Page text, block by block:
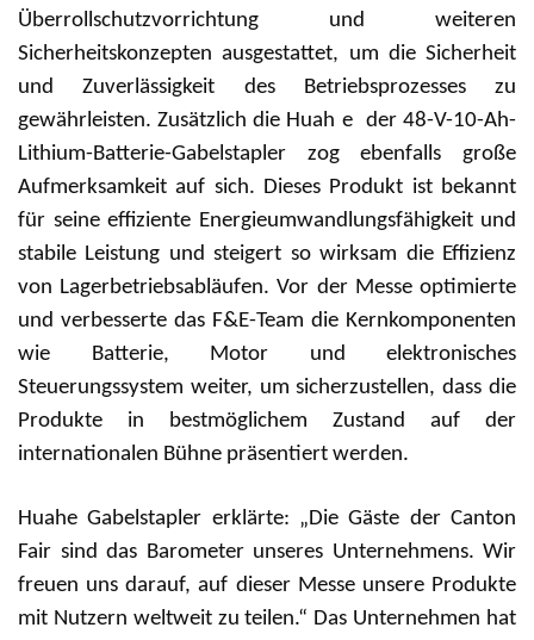
Überrollschutzvorrichtung und weiteren
Sicherheitskonzepten ausgestattet, um die Sicherheit
und Zuverlässigkeit des Betriebsprozesses zu
gewährleisten. Zusätzlich die Huah e der 48-V-10-Ah-
Lithium-Batterie-Gabelstapler zog ebenfalls große
Aufmerksamkeit auf sich. Dieses Produkt ist bekannt
für seine effiziente Energieumwandlungsfähigkeit und
stabile Leistung und steigert so wirksam die Effizienz
von Lagerbetriebsabläufen. Vor der Messe optimierte
und verbesserte das F&E-Team die Kernkomponenten
wie Batterie, Motor und elektronisches
Steuerungssystem weiter, um sicherzustellen, dass die
Produkte in bestmöglichem Zustand auf der
internationalen Bühne präsentiert werden.
Huahe Gabelstapler erklärte: „Die Gäste der Canton
Fair sind das Barometer unseres Unternehmens. Wir
freuen uns darauf, auf dieser Messe unsere Produkte
mit Nutzern weltweit zu teilen.“ Das Unternehmen hat